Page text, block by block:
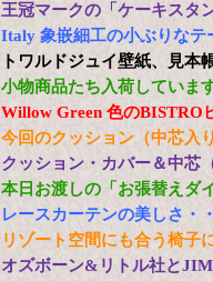
王冠マークの「ケーキスタ
Italy 象嵌細工の小ぶりなテ
トワルドジュイ壁紙、見本
小物商品たち入荷していま
Willow Green 色の
今回のクッション（中芯入
クッション・カバー＆中芯
本日お渡しの「お張替えダ
レースカーテンの美しさ・
リゾート空間にも合う椅子
オズボーン&リトル社と